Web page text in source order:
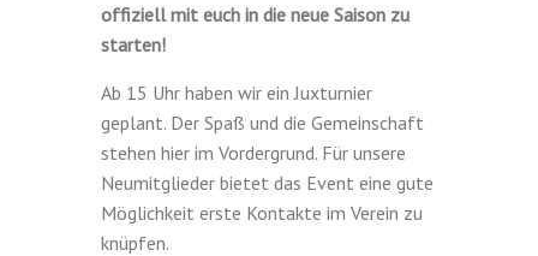
offiziell mit euch in die neue Saison zu
starten!
Ab 15 Uhr haben wir ein Juxturnier
geplant. Der Spaß und die Gemeinschaft
stehen hier im Vordergrund. Für unsere
Neumitglieder bietet das Event eine gute
Möglichkeit erste Kontakte im Verein zu
knüpfen.